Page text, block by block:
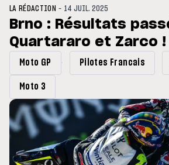
du GP de Grande-
MOTO GP
retour
LA RÉDACTION - 14 JUIL. 2025
Brno : Résultats
Quartararo et Zarco !
Moto GP Pilotes Francais
Moto 3